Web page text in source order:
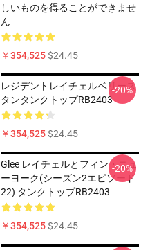
しいものを得ることができませ
ん
￥354,525$24.45
レジデントレイチェルベリース
タンタンクトップRB2403
￥354,525$24.45
-20%
Glee レイチェルとフィン・ニュ
ーヨーク(シーズン2エピソード
22) タンクトップRB2403
￥354,525$24.45
-20%